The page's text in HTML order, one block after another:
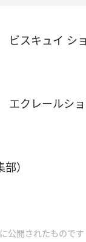
ビスキュイ シ
エクレールシ
）
公開されたものです